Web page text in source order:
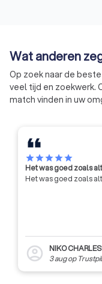
architect
controleert
Belgische
voorwaarden
België opgenomen
aanvragen van niet-
architecten om
krijgen voor de
het beroep van
Wat anderen
Op zoek naar de
veel tijd en zoekwerk.
match vinden in uw
starstarstarstarstar
Het was goed zoals
Het was goed zoals
account_circle
NIKO
3 augop